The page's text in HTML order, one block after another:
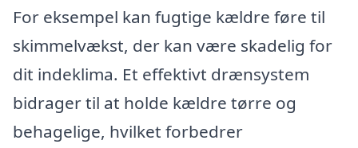
For eksempel kan fugtige kældre føre til
skimmelvækst, der kan være skadelig for
dit indeklima. Et effektivt drænsystem
bidrager til at holde kældre tørre og
behagelige, hvilket forbedrer